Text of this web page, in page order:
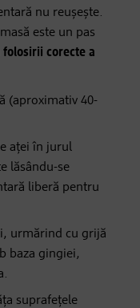
nu reușește.
este un pas
folosirii corecte a
(aproximativ 40-
aței în jurul
lăsându-se
liberă pentru
urmărind cu grijă
baza gingiei,
suprafețele